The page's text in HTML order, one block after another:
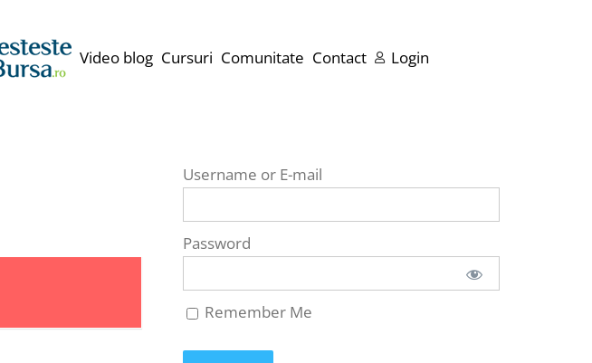
Video blog Cursuri Comunitate Contact Login
Username or E-mail
Password
Remember Me